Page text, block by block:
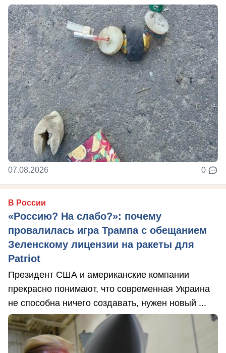
07.08.2026 0
В России
«Россию? На слабо?»: почему
провалилась игра Трампа с обещанием
Зеленскому лицензии на ракеты для
Patriot
Президент США и американские компании
прекрасно понимают, что современная Украина
не способна ничего создавать, нужен новый ...